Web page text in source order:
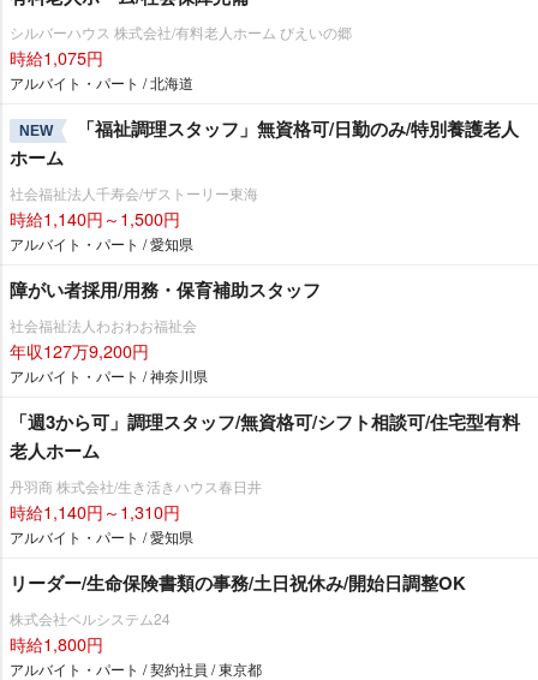
シルバーハウス 株式会社/有料老人ホーム びえいの郷
時給1,075円
アルバイト・パート / 北海道
NEW
「福祉調理スタッフ」無資格可/日勤のみ/特別養護老人
ホーム
社会福祉法人千寿会/ザストーリー東海
時給1,140円～1,500円
アルバイト・パート / 愛知県
障がい者採用/用務・保育補助スタッフ
社会福祉法人わおわお福祉会
年収127万9,200円
アルバイト・パート / 神奈川県
「週3から可」調理スタッフ/無資格可/シフト相談可/住宅型有料
老人ホーム
丹羽商 株式会社/生き活きハウス春日井
時給1,140円～1,310円
アルバイト・パート / 愛知県
リーダー/生命保険書類の事務/土日祝休み/開始日調整OK
株式会社ベルシステム24
時給1,800円
アルバイト・パート / 契約社員 / 東京都